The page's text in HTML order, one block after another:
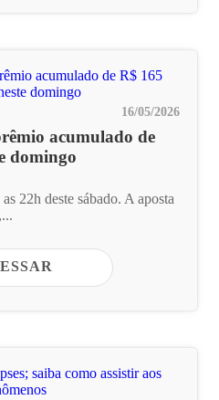
16/05/2026
acumulado de
domingo
22h deste sábado. A aposta